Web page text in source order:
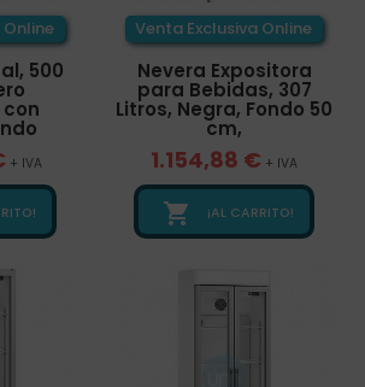
500
+ IVA
Venta Exclusiva Online
Nevera Expositora
para Bebidas, 307
Litros, Negra, Fondo 50
cm,
1.154,88 € + IVA
 ¡AL CARRITO!